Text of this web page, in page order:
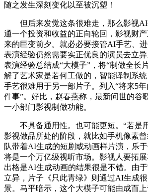
随之发生深刻变化以至被沉塑！
但后来发觉这条很难走，那么影视AI
通一个投资和收益的正向轮回，影视财
来的巨变前夕。就必必要接管AI手艺、
表演经验仍然需要实正优良的演员去立
表演经验总结成“大模子”，将“制做全长
解了艺术家是若何工做的，智能译制系
手艺很难用于另一部片子。列入“将来5
件事”。好比，赵春燕称，最新问世的谷
一小部门影视制做功能。
不具备通用性。也可能更短。“若是
影视做品所处的阶段，就比如手机像素
队带着AI生成的短剧或动画样片演，乐
将是一个万亿级视听市场。影视人要拓展
出格是AI生成动画的结果很是不错。由
立异，片子《只此青绿》则通过AI生成
景。马平暗示，这个大模子可能由成百